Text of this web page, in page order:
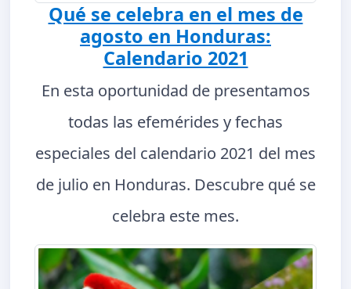
Qué se celebra en el mes de
agosto en Honduras:
Calendario 2021
En esta oportunidad de presentamos
todas las efemérides y fechas
especiales del calendario 2021 del mes
de julio en Honduras. Descubre qué se
celebra este mes.